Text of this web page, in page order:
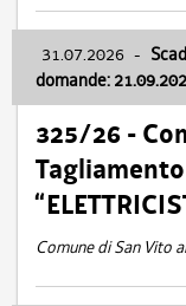
31.07.2026 -
domande:
325/26 -
Comune di San Vito